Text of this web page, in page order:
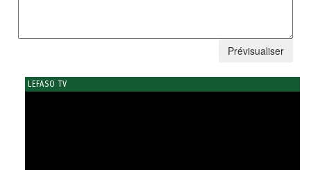
LEFASO TV